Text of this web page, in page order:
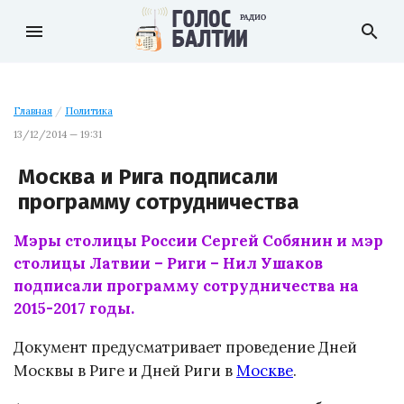
menu search
Главная / Политика
13/12/2014 — 19:31
Москва и Рига подписали
программу сотрудничества
Мэры столицы России Сергей Собянин и мэр
столицы Латвии – Риги – Нил Ушаков
подписали программу сотрудничества на
2015-2017 годы.
Документ предусматривает проведение Дней
Москвы в Риге и Дней Риги вМоскве.